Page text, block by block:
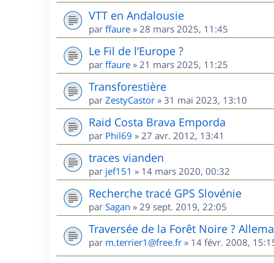
VTT en Andalousie
par ffaure » 28 mars 2025, 11:45
Le Fil de l’Europe ?
par ffaure » 21 mars 2025, 11:25
Transforestière
par ZestyCastor » 31 mai 2023, 13:10
Raid Costa Brava Emporda
par Phil69 » 27 avr. 2012, 13:41
traces vianden
par jef151 » 14 mars 2020, 00:32
Recherche tracé GPS Slovénie
par Sagan » 29 sept. 2019, 22:05
Traversée de la Forêt Noire ?
par m.terrier1@free.fr » 14 févr. 2008,